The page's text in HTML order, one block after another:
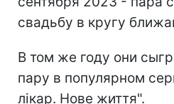
свадьбу в кругу
В том же году они
пару в популярном
лікар. Нове життя".